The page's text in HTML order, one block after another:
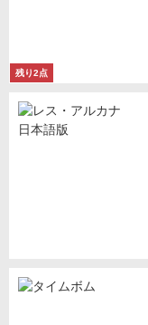
残り2点